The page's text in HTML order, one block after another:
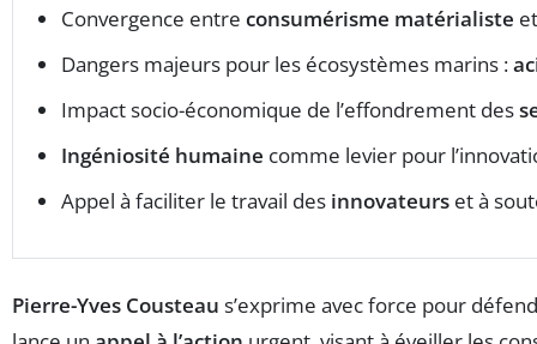
Convergence entre consumérisme matérialiste
Dangers majeurs pour les écosystèmes marins :
Impact socio-économique de l’effondrement des
Ingéniosité humaine comme levier pour
Appel à faciliter le travail des innovateurs et à
Pierre-Yves Cousteau s’exprime avec force pour